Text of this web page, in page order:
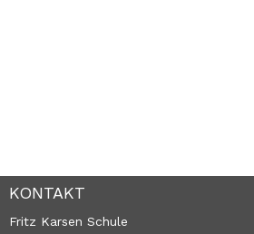
KONTAKT
Fritz Karsen Schule